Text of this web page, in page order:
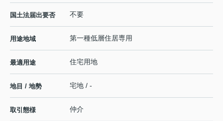
国土法届出要否 不要
用途地域 第一種低層住居専用
最適用途 住宅用地
地目 / 地勢 宅地 / -
取引態様 仲介